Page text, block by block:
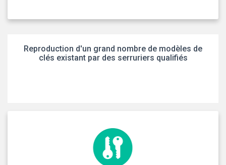
Reproduction d'un grand nombre de modèles de
clés existant par des serruriers qualifiés